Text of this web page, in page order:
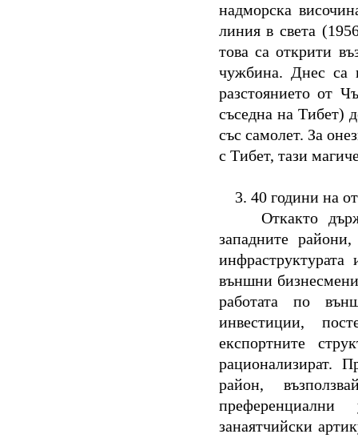
надморска
линия в света
това са открити
чужбина. Днес са
разстоянието от
съседна на Тибет)
със самолет. За
с Тибет, тази
3. 40 години на
Откакто
западните
външни
работата по
инвестиции,
експортните
рационализират.
район,
занаятчийски